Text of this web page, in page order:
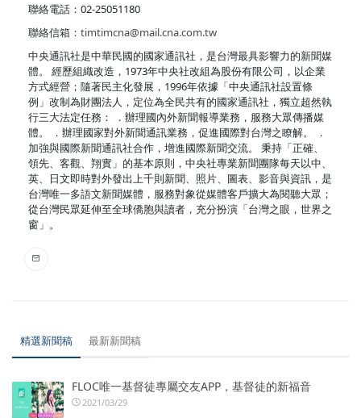
聯絡電話：02-25051180
聯絡信箱： timtimcna@mail.cna.com.tw
中央通訊社是中華民國的國家通訊社，是台灣最具影響力的新聞媒
體。 經歷組織改造，1973年中央社改組為股份有限公司，以企業
方式經營；隨著民主化發展，1996年依據「中央通訊社設置條
例」改制為財團法人，定位為全民共有的國家通訊社，獨立超然執
行三大法定任務： ．辦理國內外新聞報導業務，服務大眾傳播媒
體。 ．辦理國家對外新聞通訊業務，促進國際對台灣之瞭解。 ．
加強與國際新聞通訊社合作，增進國際新聞交流。 秉持「正確、
領先、客觀、翔實」的基本原則，中央社專業新聞團隊每天以中、
英、日文即時對外發出上千則新聞、照片、圖表、影音與資訊，是
台灣唯一多語文新聞媒體，服務對象從媒體客戶擴大為閱聽大眾；
從台灣民眾延伸至全球僑胞與讀者，充分扮演「台灣之眼，世界之
窗」。
精選新聞稿 最新新聞稿
FLOC唯一基督徒專屬交友APP，基督徒的新福音
2021/03/29